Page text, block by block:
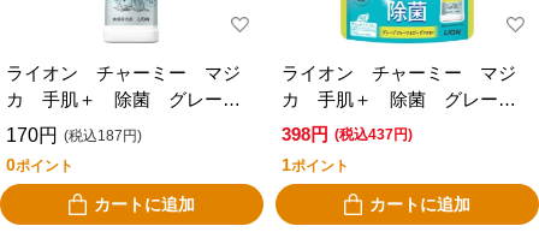
ライオン チャーミー マジ
カ 手肌＋ 除菌 グレープ
フルーツ＆ガーデンの香り
170円 (税込187円)
0ポイント
カートに追加
ライオン チャーミー マジ
カ 手肌＋ 除菌 グレープ
フルーツ＆ガーデン香り 詰
398円 (税込437円)
1ポイント
カートに追加